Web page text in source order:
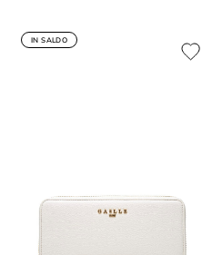
IN SALDO